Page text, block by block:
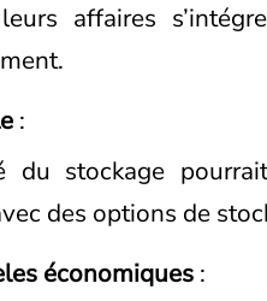
affaires
:
du stockage
des options de
économiques: